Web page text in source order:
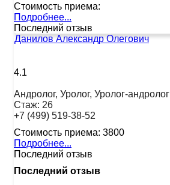
Стоимость приема:
Подробнее...
Последний отзыв
Данилов Александр Олегович
4.1
Андролог, Уролог, Уролог-андролог
Стаж: 26
+7 (499) 519-38-52
Стоимость приема: 3800
Подробнее...
Последний отзыв
Последний отзыв